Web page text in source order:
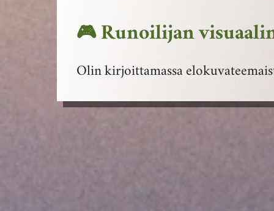
🎮 Runoilijan
Olin kirjoittamassa